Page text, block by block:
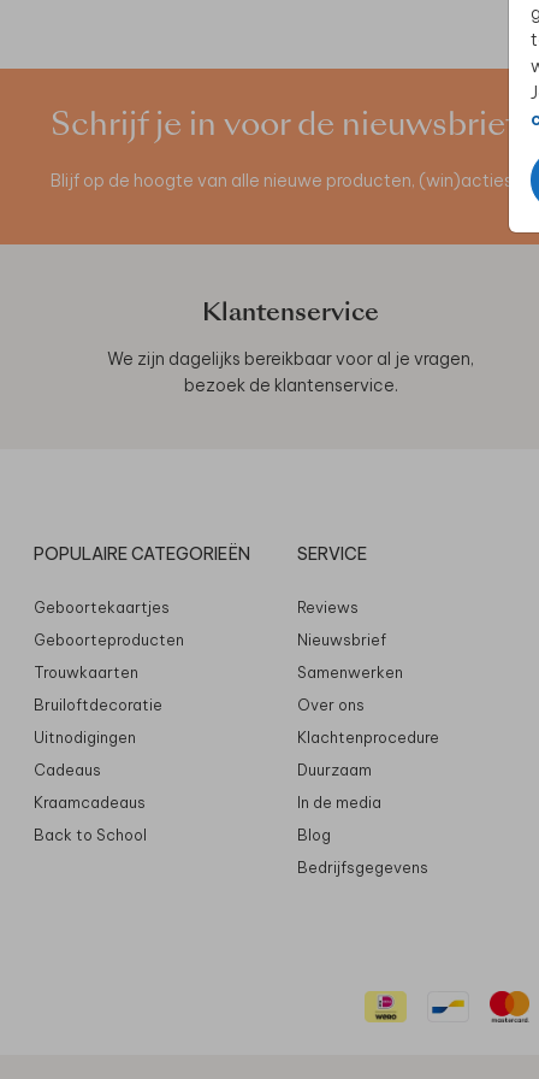
Schrijf je in voor de nieuwsbrief
Blijf op de hoogte van alle nieuwe producten, (win)acties
Klantenservice
We zijn dagelijks bereikbaar voor al je vragen,
bezoek de klantenservice.
POPULAIRE CATEGORIEËN
Geboortekaartjes
Geboorteproducten
Trouwkaarten
Bruiloftdecoratie
Uitnodigingen
Cadeaus
Kraamcadeaus
Back to School
SERVICE
Reviews
Nieuwsbrief
Samenwerken
Over ons
Klachtenprocedure
Duurzaam
In de media
Blog
Bedrijfsgegevens